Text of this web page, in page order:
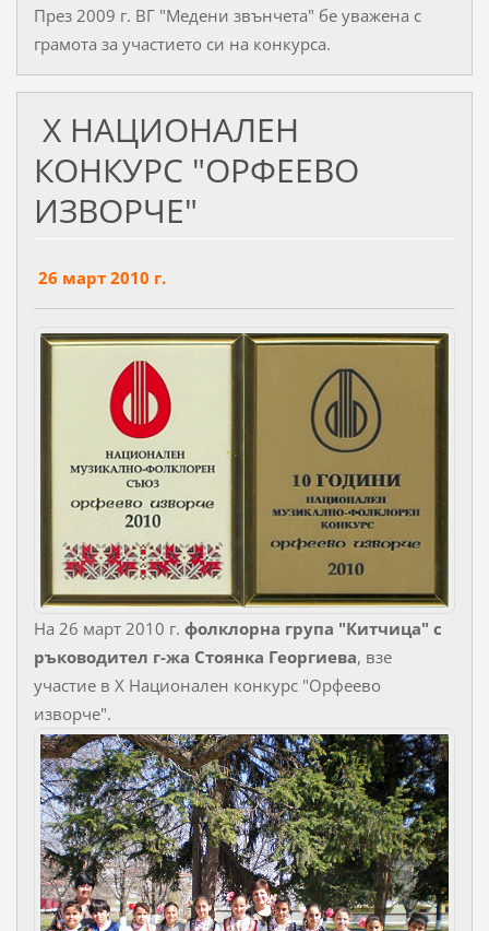
През 2009 г. ВГ "Медени звънчета" бе уважена с
грамота за участието си на конкурса.
X НАЦИОНАЛЕН
КОНКУРС "ОРФЕЕВО
ИЗВОРЧЕ"
26 март 2010 г.
На 26 март 2010 г. фолклорна група "Китчица" с
ръководител г-жа Стоянка Георгиева, взе
участие в X Национален конкурс "Орфеево
изворче".